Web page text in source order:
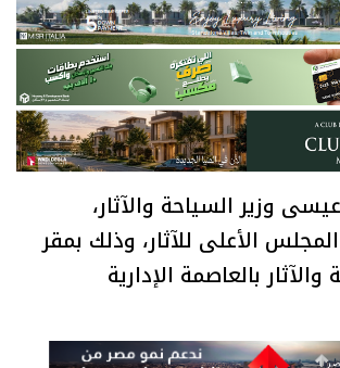
وزير السياحة والآثار،
الأعلى للآثار، وذلك بمقر
بالعاصمة الإدارية